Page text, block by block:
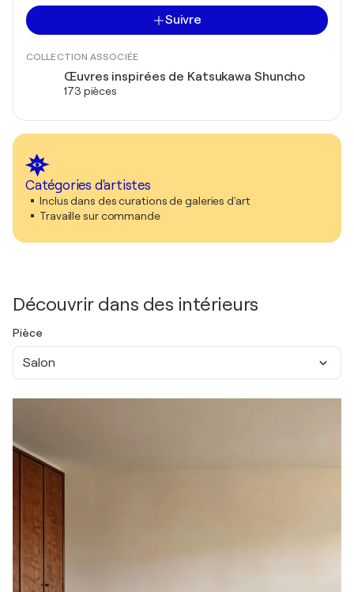
Suivre
COLLECTION ASSOCIÉE
Œuvres inspirées de Katsukawa Shuncho
173 pièces
Catégories d'artistes
Inclus dans des curations de galeries d'art
Travaille sur commande
Découvrir dans des intérieurs
Pièce
Salon